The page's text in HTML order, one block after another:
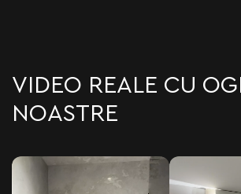
VIDEO REALE CU
NOASTRE